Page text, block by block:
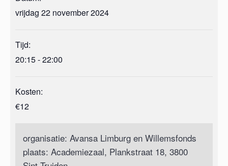
vrijdag 22 november 2024
Tijd:
20:15 - 22:00
Kosten:
€12
organisatie: Avansa Limburg en Willemsfonds
plaats: Academiezaal, Plankstraat 18, 3800